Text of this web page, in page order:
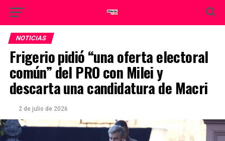
NOTICIAS
Frigerio pidió “una oferta electoral
común” del PRO con Milei y
descarta una candidatura de Macri
2 de julio de 2026